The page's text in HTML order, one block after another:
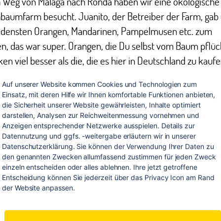
besucht. Juanito, der Betreiber der Farm, gab
Orangen, Mandarinen, Pampelmusen etc. zum
das war super. Orangen, die Du selbst vom Baum
viel besser als die, die es hier in Deutschland zu
waren wir in Ronda und haben uns die Schlucht, die
teilt, gesehen. Die Schlucht ist ca. 100 m tief!
Dir am besten gefallen?
durch den Nationalpark „El Torcal“ in ca. 1.100 m
waren wirklich atemberaubend.
zu vergessen das Highlight auf der Orangenfarm: Ein
Auf unserer Website kommen Cookies und Technologien zum
Einsatz, mit deren Hilfe wir Ihnen komfortable Funktionen anbieten,
die Sicherheit unserer Website gewährleisten, Inhalte optimiert
darstellen, Analysen zur Reichweitenmessung vornehmen und
Anzeigen entsprechender Netzwerke ausspielen. Details zur
Datennutzung und ggfs. -weitergabe erläutern wir in unserer
Datenschutzerklärung. Sie können der Verwendung Ihrer Daten zu
den genannten Zwecken allumfassend zustimmen für jeden Zweck
einzeln entscheiden oder alles ablehnen. Ihre jetzt getroffene
Entscheidung können Sie jederzeit über das Privacy Icon am Rand
der Website anpassen.